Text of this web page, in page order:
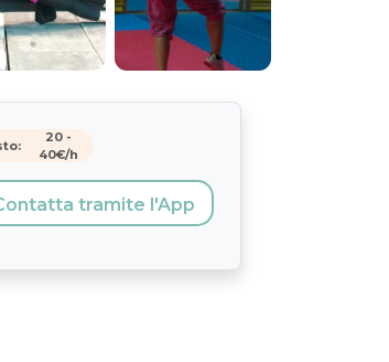
20 -
40€/h
tramite l'App